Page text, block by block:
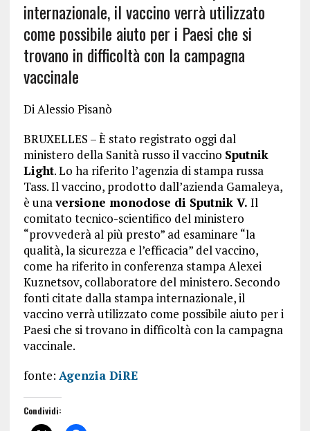
internazionale, il vaccino verrà utilizzato
come possibile aiuto per i Paesi che si
trovano in difficoltà con la campagna
vaccinale
Di Alessio Pisanò
BRUXELLES – È stato registrato oggi dal
ministero della Sanità russo il vaccino Sputnik
Light. Lo ha riferito l’agenzia di stampa russa
Tass. Il vaccino, prodotto dall’azienda Gamaleya,
è unaversione monodose di Sputnik V. Il
comitato tecnico-scientifico del ministero
“provvederà al più presto” ad esaminare “la
qualità, la sicurezza e l’efficacia” del vaccino,
come ha riferito in conferenza stampa Alexei
Kuznetsov, collaboratore del ministero. Secondo
fonti citate dalla stampa internazionale, il
vaccino verrà utilizzato come possibile aiuto per i
Paesi che si trovano in difficoltà con la campagna
vaccinale.
fonte: Agenzia DiRE
Condividi: